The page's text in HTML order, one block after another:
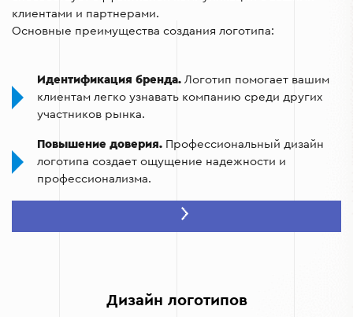
Минималистичные иконки:
мобильных приложений, где важна простота.
клиентами и партнерами.
Основные преимущества создания логотипа:
Идентификация бренда. Логотип помогает вашим
клиентам легко узнавать компанию среди других
участников рынка.
Повышение доверия. Профессиональный дизайн
логотипа создает ощущение надежности и
профессионализма.
Эффективный маркетинг.
универсальности логотипа ваш бренд сможет
успешно конкурировать на глобальном рынке.
Дизайн логотипов